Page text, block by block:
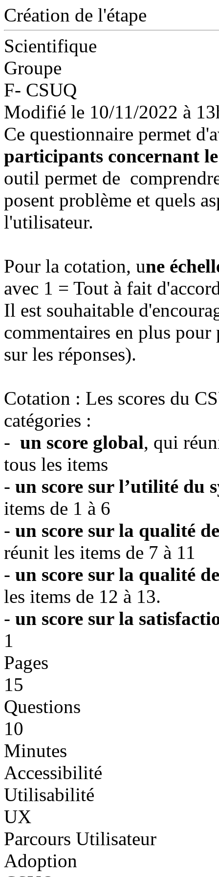
Création de l'étape
Scientifique
Groupe
F- CSUQ
Modifié le 10/11/2022 à
Ce questionnaire permet
participants concernant
outil permet de
posent problème et quels
l'utilisateur.
Pour la cotation, une
avec 1 = Tout à fait
Il est souhaitable
commentaires en plus
sur les réponses).
Cotation : Les scores du
catégories :
- un score global, qui
tous les items
- un score sur l’utilité du
items de 1 à 6
- un score sur la qualité
réunit les items de 7 à 11
- un score sur la qualité
les items de 12 à 13.
- un score sur la
1
Pages
15
Questions
10
Minutes
Accessibilité
Utilisabilité
UX
Parcours Utilisateur
Adoption